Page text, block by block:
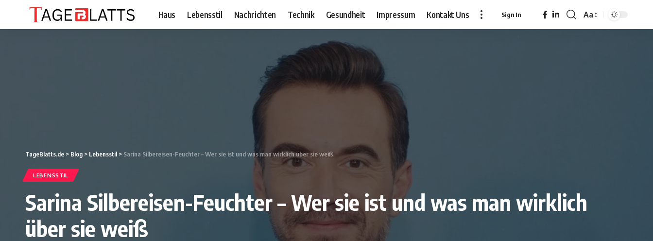
Haus Lebensstil Nachrichten Technik Gesundheit Impressum Kontakt Uns Sign In
Font
Aa
TageBlatts.de > Blog > Lebensstil > Sarina Silbereisen-Feuchter – Wer sie ist und was man wirklich über sie weiß
LEBENSSTIL
Sarina Silbereisen-Feuchter – Wer sie ist und was man wirklich
über sie weiß